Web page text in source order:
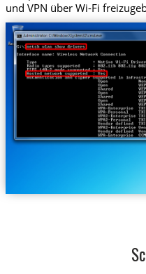
und VPN über Wi-Fi